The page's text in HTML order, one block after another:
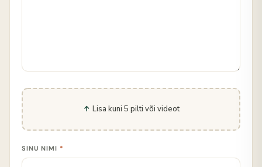
Lisa kuni 5 pilti või videot
SINU NIMI *